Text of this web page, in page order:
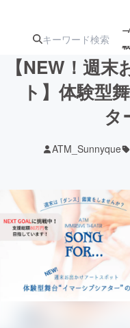
注目
テクノロジー
映像・映画
ビジネス・起
【NEW！週
ト】体験型
タ
ATM_Sunnyque